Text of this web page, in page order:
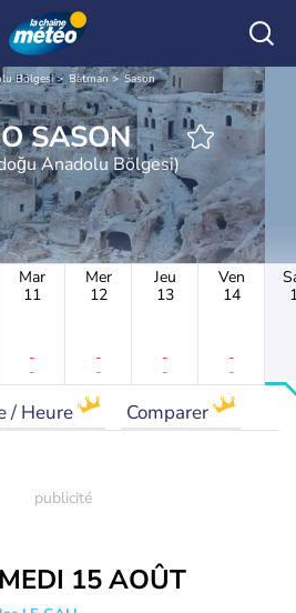
Bölgesi Batman Sason
METEO SASON
Anadolu Bölgesi)
Mar
11
-
-
Mer
12
-
-
Jeu
13
-
-
Ven
14
-
-
/ Heure Comparer
15 AOÛT